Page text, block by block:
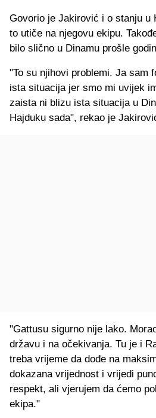
Govorio je Jakirović i o stanju u
to utiče na njegovu ekipu.
bilo slično u Dinamu prošle
"To su njihovi problemi. Ja sam
ista situacija jer smo mi uvijek
zaista ni blizu ista situacija u
Hajduku sada", rekao je
"Gattusu sigurno nije lako.
državu i na očekivanja. Tu je i
treba vrijeme da dođe na
dokazana vrijednost i vrijedi
respekt, ali vjerujem da ćemo
ekipa."